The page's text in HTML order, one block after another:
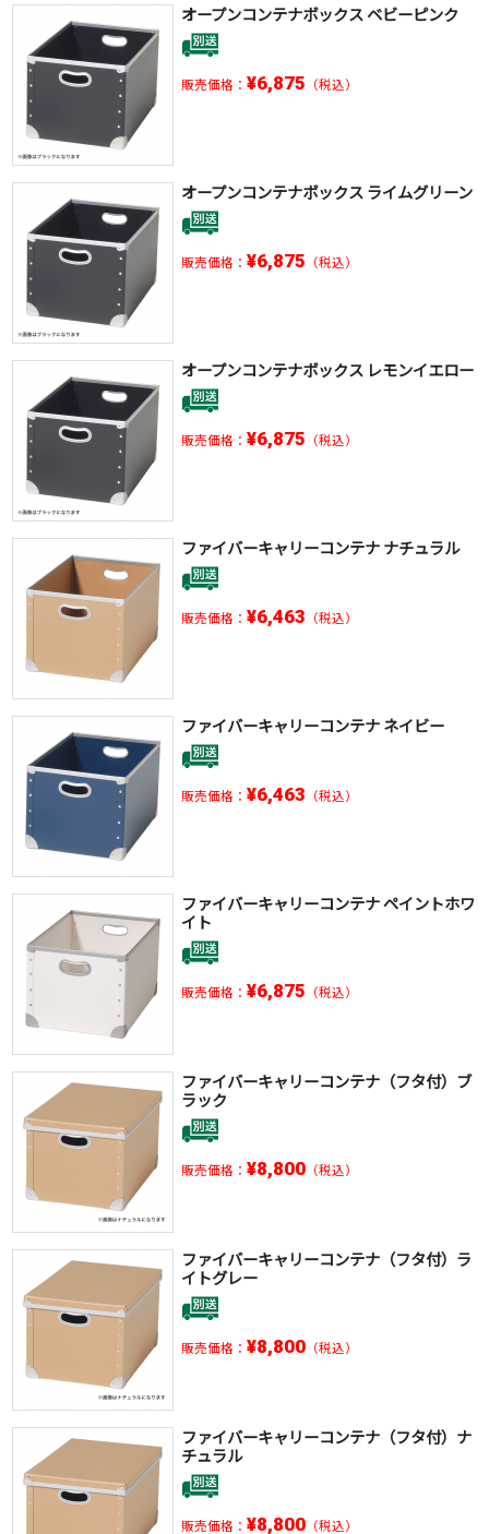
オープンコンテナボックス ベビーピンク
販売価格： ¥6,875 （税込）
オープンコンテナボックス ライムグリーン
販売価格： ¥6,875 （税込）
オープンコンテナボックス レモンイエロー
販売価格： ¥6,875 （税込）
ファイバーキャリーコンテナ ナチュラル
販売価格： ¥6,463 （税込）
ファイバーキャリーコンテナ ネイビー
販売価格： ¥6,463 （税込）
ファイバーキャリーコンテナ ペイントホワ
イト
販売価格： ¥6,875 （税込）
ファイバーキャリーコンテナ（フタ付）ブ
ラック
販売価格： ¥8,800（税込）
ファイバーキャリーコンテナ（フタ付）ラ
イトグレー
販売価格： ¥8,800（税込）
ファイバーキャリーコンテナ（フタ付）ナ
チュラル
販売価格： ¥8,800（税込）